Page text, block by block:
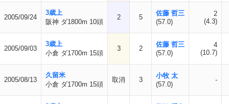
2005/09/24
3歳上
阪神 ダ1800m 10頭
2 5
佐藤 哲三
(57.0)
2
(4.3)
2005/09/03
3歳上
小倉 ダ1700m 15頭
3 2
佐藤 哲三
(57.0)
4
(10.7)
2005/08/13
久留米
小倉 ダ1700m 15頭
取消 3
小牧 太
(57.0)
-